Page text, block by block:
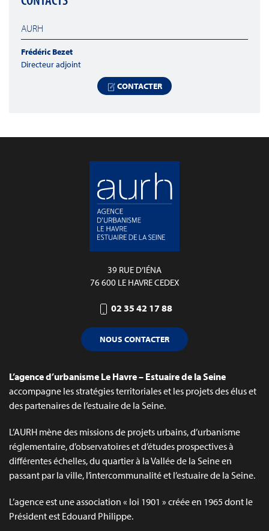
AURH
Frédéric Bezet
Directeur adjoint
CONTACTER
39 RUE D’IÉNA
76 600 LE HAVRE CEDEX
02 35 42 17 88
NOUS CONTACTER
L’agence d’urbanisme Le Havre – Estuaire de la Seine
accompagne les stratégies territoriales et les projets des élus et
des partenaires de l’estuaire de la Seine.
L’AURH mène des missions de projets urbains, d’urbanisme
réglementaire, d’observatoires et d’études prospectives à
différentes échelles, du quartier à la Vallée de la Seine en
passant par la ville, l’intercommunalité et l’estuaire de la Seine.
L’agence est une association « loi 1901 » créée en 1965 dont le
Président est Edouard Philippe.